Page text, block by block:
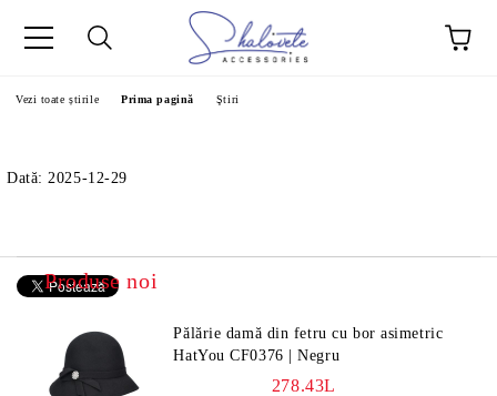
Vezi toate știrile Prima pagină Ştiri
Dată: 2025-12-29
Produse noi
Pălărie damă din fetru cu bor asimetric
HatYou CF0376 | Negru
278.43L